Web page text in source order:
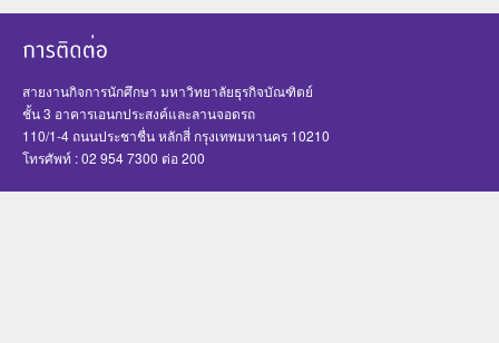
สายงานกิจการนักศึกษา มหาวิทยาลัยธุรกิจบัณฑิตย์
ชั้น 3 อาคารเอนกประสงค์และลานจอดรถ
110/1-4 ถนนประชาชื่น หลักสี่ กรุงเทพมหานคร 10210
โทรศัพท์ : 02 954 7300 ต่อ 200